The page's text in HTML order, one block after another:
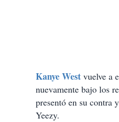
Kanye West vuelve a
nuevamente bajo los
presentó en su contra
Yeezy.